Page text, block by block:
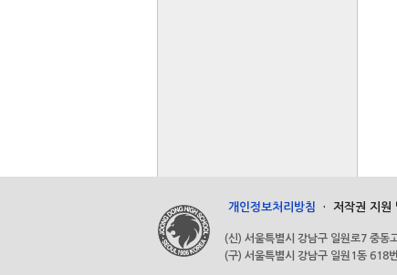
개인정보처리방침 · 저작권 지원
(신) 서울특별시 강남구 일원로7
(구) 서울특별시 강남구 일원1동 618